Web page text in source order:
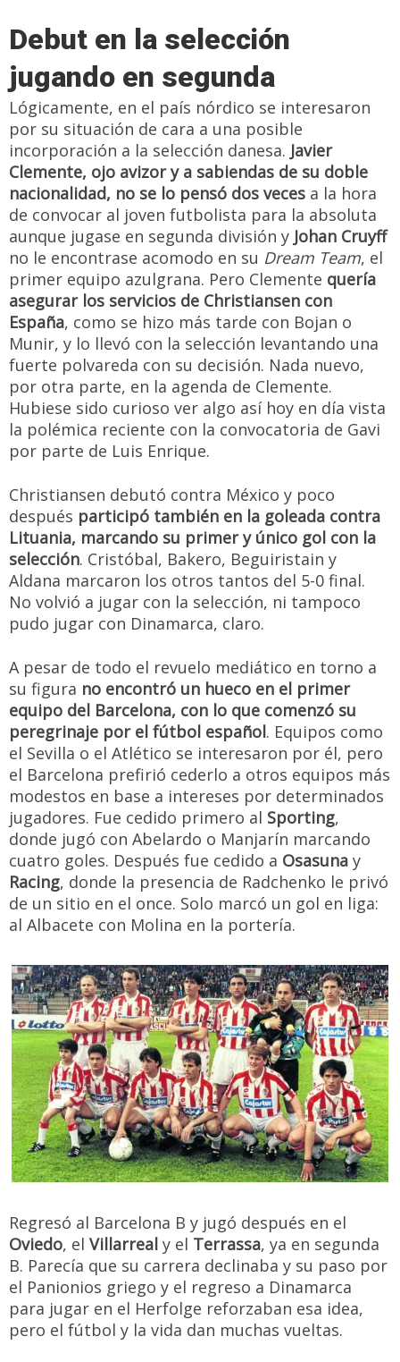
Debut en la selección
jugando en segunda
Lógicamente, en el país nórdico se interesaron
por su situación de cara a una posible
incorporación a la selección danesa. Javier
Clemente, ojo avizor y a sabiendas de su doble
nacionalidad, no se lo pensó dos veces a la hora
de convocar al joven futbolista para la absoluta
aunque jugase en segunda división y Johan Cruyff
no le encontrase acomodo en su Dream Team, el
primer equipo azulgrana. Pero Clemente quería
asegurar los servicios de Christiansen con
España, como se hizo más tarde con Bojan o
Munir, y lo llevó con la selección levantando una
fuerte polvareda con su decisión. Nada nuevo,
por otra parte, en la agenda de Clemente.
Hubiese sido curioso ver algo así hoy en día vista
la polémica reciente con la convocatoria de Gavi
por parte de Luis Enrique.
Christiansen debutó contra México y poco
después participó también en la goleada contra
Lituania, marcando su primer y único gol con la
selección. Cristóbal, Bakero, Beguiristain y
Aldana marcaron los otros tantos del 5-0 final.
No volvió a jugar con la selección, ni tampoco
pudo jugar con Dinamarca, claro.
A pesar de todo el revuelo mediático en torno a
su figura no encontró un hueco en el primer
equipo del Barcelona, con lo que comenzó su
peregrinaje por el fútbol español. Equipos como
el Sevilla o el Atlético se interesaron por él, pero
el Barcelona prefirió cederlo a otros equipos más
modestos en base a intereses por determinados
jugadores. Fue cedido primero al Sporting,
donde jugó con Abelardo o Manjarín marcando
cuatro goles. Después fue cedido a Osasuna y
Racing, donde la presencia de Radchenko le privó
de un sitio en el once. Solo marcó un gol en liga:
al Albacete con Molina en la portería.
Regresó al Barcelona B y jugó después en el
Oviedo, el Villarreal y el Terrassa, ya en segunda
B. Parecía que su carrera declinaba y su paso por
el Panionios griego y el regreso a Dinamarca
para jugar en el Herfolge reforzaban esa idea,
pero el fútbol y la vida dan muchas vueltas.